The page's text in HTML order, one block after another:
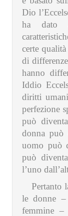
Dio
ha dato
certe
di
hanno
Iddio
diritti
perfezione
può
donna può
uomo può
può
l’uno
Pertanto
le donne –
femmine –